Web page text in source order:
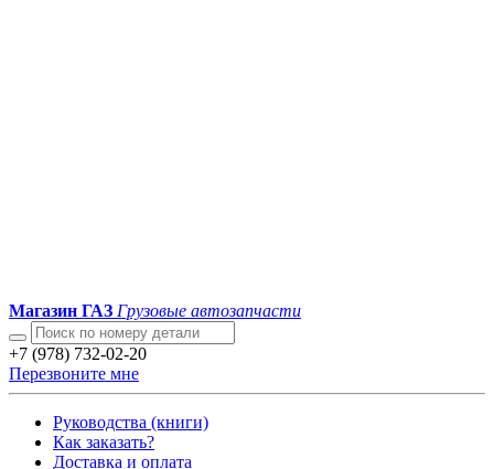
Магазин ГАЗ Грузовые автозапчасти
+7 (978) 732-02-20
Перезвоните мне
Руководства (книги)
Как заказать?
Доставка и оплата